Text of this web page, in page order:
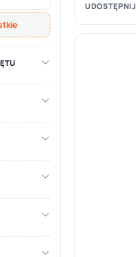
UDOSTĘPNIJ